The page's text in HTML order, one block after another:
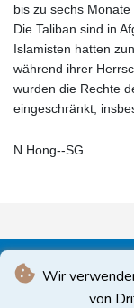
Wir
von
bis zu sechs Monate
Die Taliban sind in
Islamisten hatten
während ihrer
wurden die Rechte
eingeschränkt,
N.Hong--SG